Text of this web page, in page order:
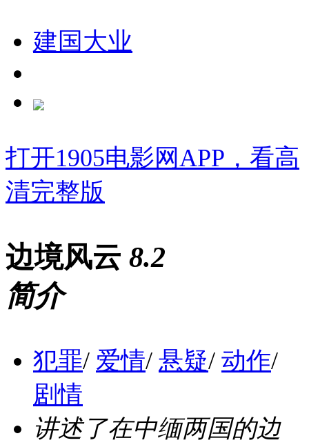
建国大业
打开1905电影网APP，看高
清完整版
边境风云 8.2
简介
犯罪/ 爱情/ 悬疑/ 动作/
剧情
讲述了在中缅两国的边